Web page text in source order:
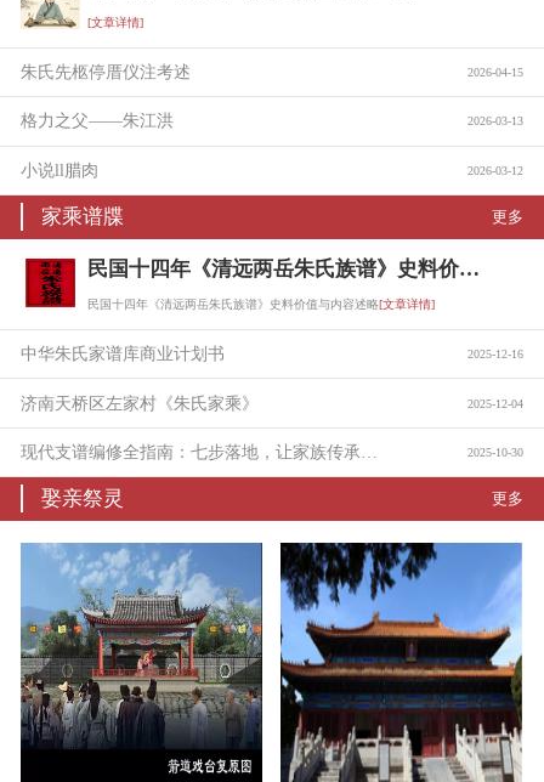
[文章详情]
朱氏先柩停厝仪注考述 2026-04-15
格力之父——朱江洪 2026-03-13
小说ll腊肉 2026-03-12
家乘谱牒 更多
民国十四年《清远两岳朱氏族谱》史料价值与内容述略
民国十四年《清远两岳朱氏族谱》史料价值与内容述略[文章详情]
中华朱氏家谱库商业计划书 2025-12-16
济南天桥区左家村《朱氏家乘》 2025-12-04
2025-10-30
娶亲祭灵 更多